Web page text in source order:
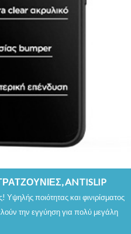
ANTISLIP
Υψηλής ποιότητας και φινιρίσματος
την εγγύηση για πολύ μεγάλη